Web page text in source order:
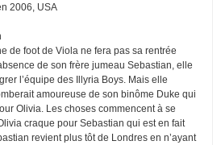
2006, USA
de foot de Viola ne fera pas sa rentrée
de son frère jumeau Sebastian, elle
l’équipe des Illyria Boys. Mais elle
amoureuse de son binôme Duke qui
Olivia. Les choses commencent à se
craque pour Sebastian qui est en fait
revient plus tôt de Londres en n’ayant